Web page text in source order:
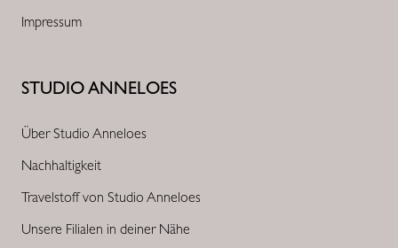
STUDIO ANNELOES
Über Studio Anneloes
Nachhaltigkeit
Travelstoff von Studio Anneloes
Unsere Filialen in deiner Nähe
Impressum